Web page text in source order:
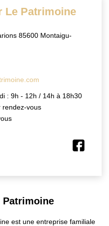
Le Patrimoine
85600 Montaigu-
: 9h - 12h / 14h à 18h30
rendez-vous
est une entreprise familiale